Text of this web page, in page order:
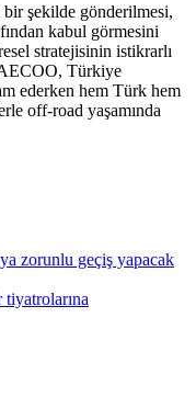
şekilde gönderilmesi,
kabul görmesini
stratejisinin istikrarlı
Türkiye
ederken hem Türk hem
off-road yaşamında
zorunlu geçiş yapacak